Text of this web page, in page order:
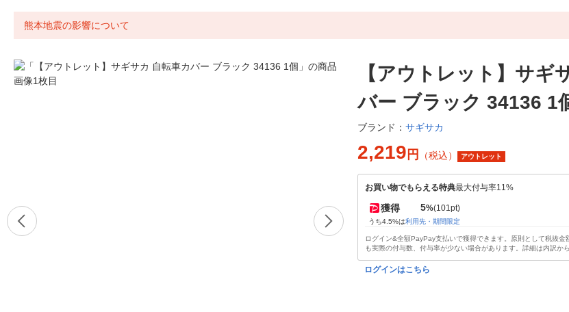
熊本地震の影響について
【アウトレット】サギ
バー ブラック 34136 1
ブランド： サギサカ
2,219 円 （税込） アウトレット
お買い物でもらえる特典最大付与率11%
獲得 5%(101pt)
うち4.5%は利用先・期間限定
ログイン&全額PayPay支払いで獲得できます。原則として税抜金
も実際の付与数、付与率が少ない場合があります。詳細は内訳か
ログインはこちら